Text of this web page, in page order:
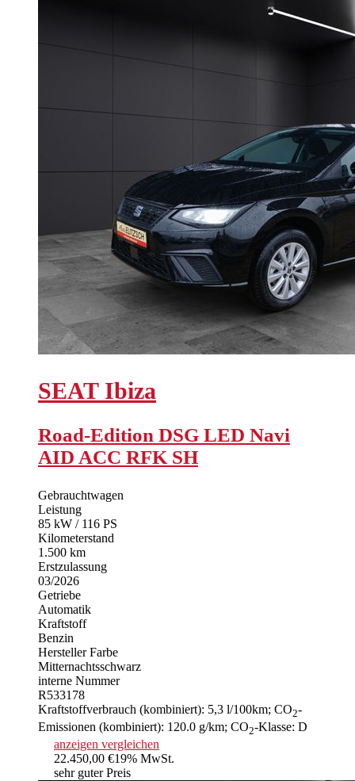
SEAT Ibiza
Road-Edition DSG LED Navi
AID ACC RFK SH
Gebrauchtwagen
Leistung
85 kW / 116 PS
Kilometerstand
1.500 km
Erstzulassung
03/2026
Getriebe
Automatik
Kraftstoff
Benzin
Hersteller Farbe
Mitternachtsschwarz
interne Nummer
R533178
Kraftstoffverbrauch (kombiniert): 5,3 l/100km; CO2-
Emissionen (kombiniert): 120.0 g/km; CO2-Klasse: D
anzeigen vergleichen
22.450,00 €19% MwSt.
sehr guter Preis